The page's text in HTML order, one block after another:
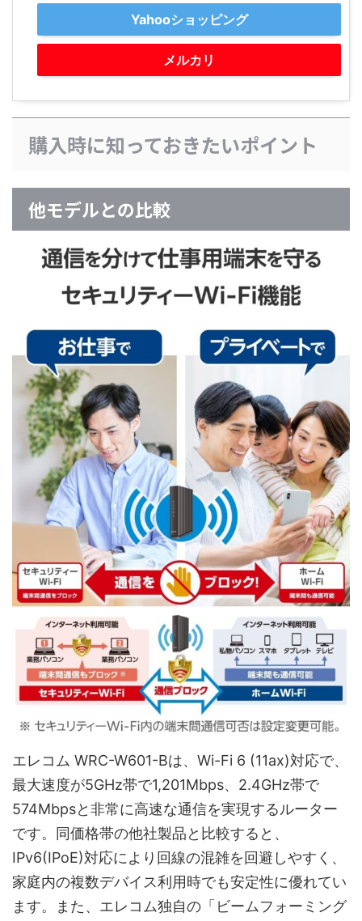
Yahooショッピング
メルカリ
購入時に知っておきたいポイント
他モデルとの比較
エレコム WRC-W601-Bは、Wi-Fi 6 (11ax)対応で、
最大速度が5GHz帯で1,201Mbps、2.4GHz帯で
574Mbpsと非常に高速な通信を実現するルーター
です。同価格帯の他社製品と比較すると、
IPv6(IPoE)対応により回線の混雑を回避しやすく、
家庭内の複数デバイス利用時でも安定性に優れてい
ます。また、エレコム独自の「ビームフォーミング